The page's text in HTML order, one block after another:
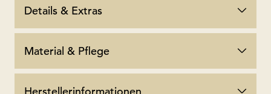
Details & Extras
Material & Pflege
Herstellerinformationen